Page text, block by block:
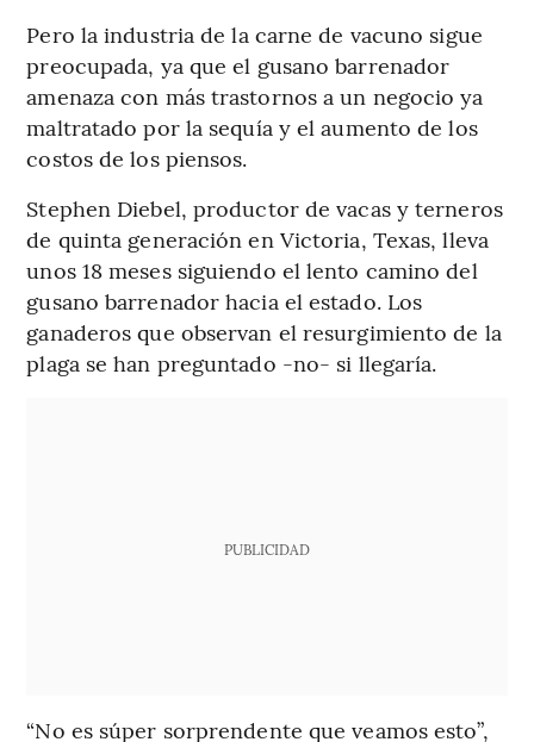
Pero la industria de la carne de vacuno sigue
preocupada, ya que el gusano barrenador
amenaza con más trastornos a un negocio ya
maltratado por la sequía y el aumento de los
costos de los piensos.
Stephen Diebel, productor de vacas y terneros
de quinta generación en Victoria, Texas, lleva
unos 18 meses siguiendo el lento camino del
gusano barrenador hacia el estado. Los
ganaderos que observan el resurgimiento de la
plaga se han preguntado -no- si llegaría.
PUBLICIDAD
“No es súper sorprendente que veamos esto”,